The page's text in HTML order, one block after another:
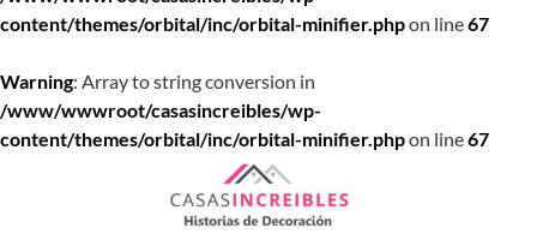
content/themes/orbital/inc/orbital-minifier.phpon line67
Warning: Array to string conversion in
/www/wwwroot/casasincreibles/wp-
content/themes/orbital/inc/orbital-minifier.phpon line67